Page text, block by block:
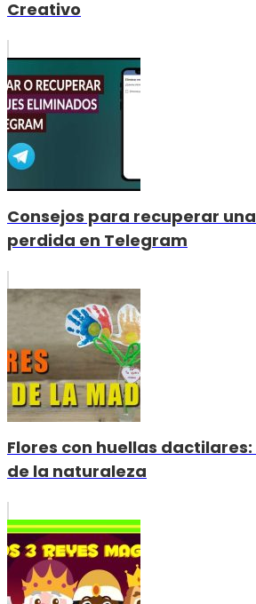
Creativo
Consejos para recuperar
perdida en Telegram
Flores con huellas
de la naturaleza